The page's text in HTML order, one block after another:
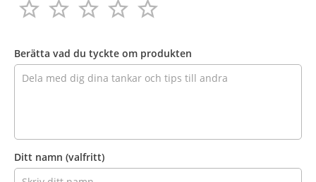
star_border
star_border star_border
star_border star_border
star_border star_border
star_border star_border
star_border
produkten
Berätta vad du tyckte om produkten
Ditt namn (valfritt)